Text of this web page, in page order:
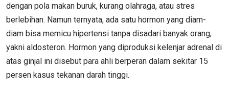
dengan pola makan buruk, kurang olahraga, atau stres
berlebihan. Namun ternyata, ada satu hormon yang diam-
diam bisa memicu hipertensi tanpa disadari banyak orang,
yakni aldosteron. Hormon yang diproduksi kelenjar adrenal di
atas ginjal ini disebut para ahli berperan dalam sekitar 15
persen kasus tekanan darah tinggi.